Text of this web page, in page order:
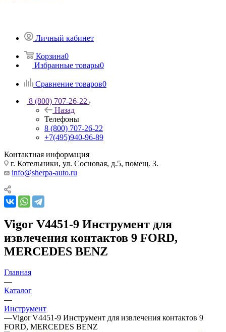
Личный кабинет
Корзина0
Избранные товары0
Сравнение товаров0
8 (800) 707-26-22
Назад
Телефоны
8 (800) 707-26-22
+7(495)940-96-89
Контактная информация
г. Котельники, ул. Сосновая, д.5, помещ. 3.
info@sherpa-auto.ru
Vigor V4451-9 Инструмент для
извлечения контактов 9 FORD,
MERCEDES BENZ
Главная
—
Каталог
—
Инструмент
—Vigor V4451-9 Инструмент для извлечения контактов 9
FORD, MERCEDES BENZ